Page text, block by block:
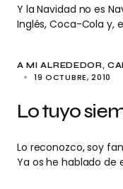
Y la Navidad no es
Inglés, Coca-Cola y,
A MI ALREDEDOR
19 OCTUBRE, 2010
Lo tuyo
Lo reconozco, soy
Ya os he hablado de